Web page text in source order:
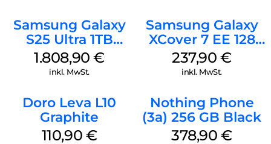
Samsung Galaxy
S25 Ultra 1TB
Titanium Black
1.808,90€
inkl. MwSt.
Samsung Galaxy
XCover 7 EE 128
GB Black
237,90€
inkl. MwSt.
Doro Leva L10
Graphite
110,90 €
Nothing Phone
(3a) 256 GB Black
378,90€